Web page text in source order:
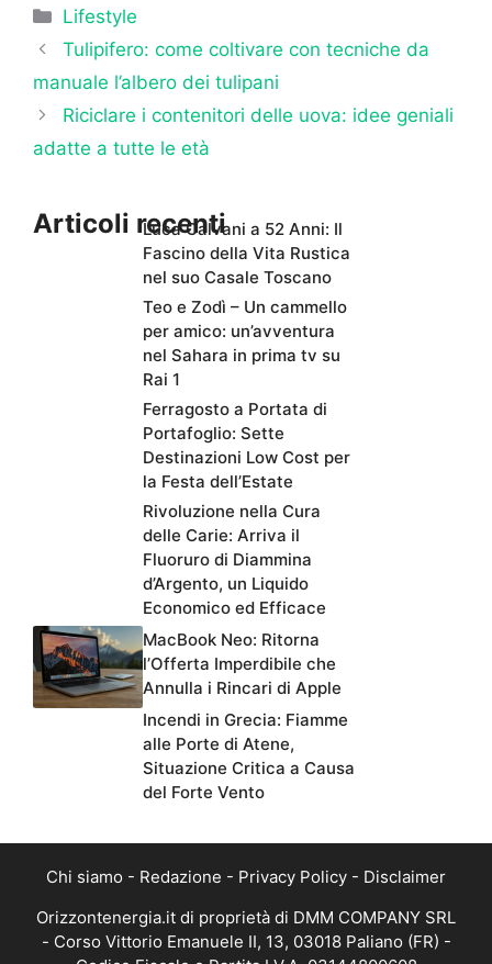
Categorie
Lifestyle
Tulipifero: come coltivare con tecniche da
manuale l’albero dei tulipani
Riciclare i contenitori delle uova: idee geniali
adatte a tutte le età
Articoli recentiLuca Calvani a 52 Anni: Il
Fascino della Vita Rustica
nel suo Casale Toscano
Teo e Zodì – Un cammello
per amico: un’avventura
nel Sahara in prima tv su
Rai 1
Ferragosto a Portata di
Portafoglio: Sette
Destinazioni Low Cost per
la Festa dell’Estate
Rivoluzione nella Cura
delle Carie: Arriva il
Fluoruro di Diammina
d’Argento, un Liquido
Economico ed Efficace
MacBook Neo: Ritorna
l’Offerta Imperdibile che
Annulla i Rincari di Apple
Incendi in Grecia: Fiamme
alle Porte di Atene,
Situazione Critica a Causa
del Forte Vento
Chi siamo - Redazione - Privacy Policy - Disclaimer
Orizzontenergia.it di proprietà di DMM COMPANY SRL
- Corso Vittorio Emanuele II, 13, 03018 Paliano (FR) -